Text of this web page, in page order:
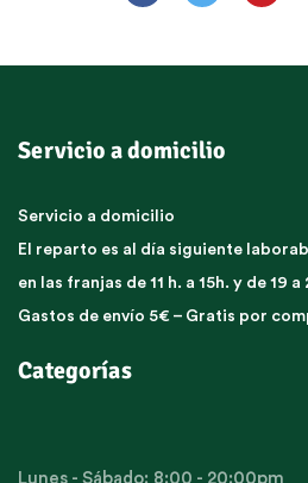
Servicio a domicilio
Servicio a domicilio
El reparto es al día siguiente
en las franjas de 11 h. a 15h. y de 19 a
Gastos de envío 5€ – Gratis por
Categorías
Lunes - Sábado: 8:00 - 20:00pm